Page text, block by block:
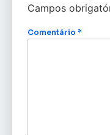
Campos
Comentário *